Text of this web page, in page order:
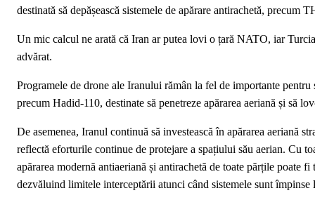
destinată să depășească sistemele de apărare antirachetă,
Un mic calcul ne arată că Iran ar putea lovi o țară NATO, iar
advărat.
Programele de drone ale Iranului rămân la fel de importante
precum Hadid-110, destinate să penetreze apărarea aeriană și să
De asemenea, Iranul continuă să investească în apărarea aeriană
reflectă eforturile continue de protejare a spațiului său aerian. Cu
apărarea modernă antiaeriană și antirachetă de toate părțile poate
dezvăluind limitele interceptării atunci când sistemele sunt împinse